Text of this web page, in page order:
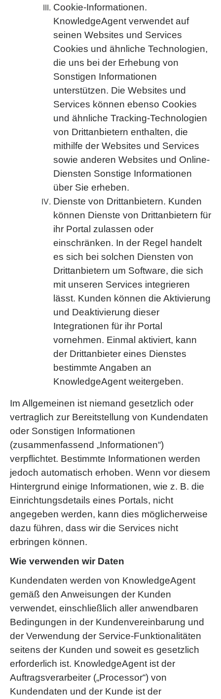
Cookie-Informationen.
KnowledgeAgent verwendet auf
seinen Websites und Services
Cookies und ähnliche Technologien,
die uns bei der Erhebung von
Sonstigen Informationen
unterstützen. Die Websites und
Services können ebenso Cookies
und ähnliche Tracking-Technologien
von Drittanbietern enthalten, die
mithilfe der Websites und Services
sowie anderen Websites und Online-
Diensten Sonstige Informationen
über Sie erheben.
Dienste von Drittanbietern. Kunden
können Dienste von Drittanbietern für
ihr Portal zulassen oder
einschränken. In der Regel handelt
es sich bei solchen Diensten von
Drittanbietern um Software, die sich
mit unseren Services integrieren
lässt. Kunden können die Aktivierung
und Deaktivierung dieser
Integrationen für ihr Portal
vornehmen. Einmal aktiviert, kann
der Drittanbieter eines Dienstes
bestimmte Angaben an
KnowledgeAgent weitergeben.
Im Allgemeinen ist niemand gesetzlich oder
vertraglich zur Bereitstellung von Kundendaten
oder Sonstigen Informationen
(zusammenfassend „Informationen“)
verpflichtet. Bestimmte Informationen werden
jedoch automatisch erhoben. Wenn vor diesem
Hintergrund einige Informationen, wie z. B. die
Einrichtungsdetails eines Portals, nicht
angegeben werden, kann dies möglicherweise
dazu führen, dass wir die Services nicht
erbringen können.
Wie verwenden wir Daten
Kundendaten werden von KnowledgeAgent
gemäß den Anweisungen der Kunden
verwendet, einschließlich aller anwendbaren
Bedingungen in der Kundenvereinbarung und
der Verwendung der Service-Funktionalitäten
seitens der Kunden und soweit es gesetzlich
erforderlich ist. KnowledgeAgent ist der
Auftragsverarbeiter („Processor“) von
Kundendaten und der Kunde ist der